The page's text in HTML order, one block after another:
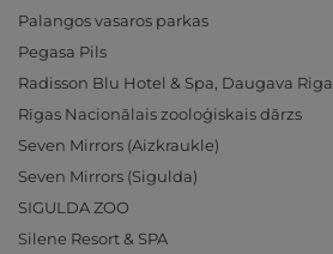
Palangos vasaros parkas
Pegasa Pils
Radisson Blu Hotel & Spa, Daugava Riga
Rīgas Nacionālais zooloģiskais dārzs
Seven Mirrors (Aizkraukle)
Seven Mirrors (Sigulda)
SIGULDA ZOO
Silene Resort & SPA